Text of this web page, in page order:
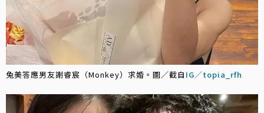
兔美答應男友謝睿宸（Monkey）求婚。圖／截自 IG／topia_rfh